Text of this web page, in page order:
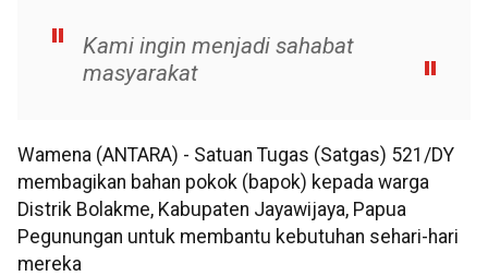
Kami ingin menjadi sahabat
masyarakat
Wamena (ANTARA) - Satuan Tugas (Satgas) 521/DY
membagikan bahan pokok (bapok) kepada warga
Distrik Bolakme, Kabupaten Jayawijaya, Papua
Pegunungan untuk membantu kebutuhan sehari-hari
mereka